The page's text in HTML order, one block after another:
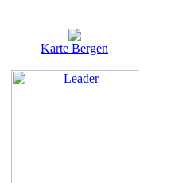
Karte Bergen